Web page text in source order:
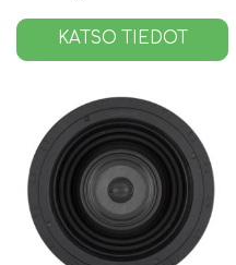
KATSO TIEDOT